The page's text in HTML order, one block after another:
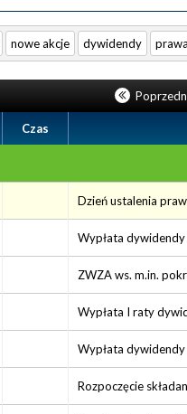
nowe akcje dywidendy
Czas
Dzień ustalenia
Wypłata dywidendy
ZWZA ws. m.in.
Wypłata I raty
Wypłata dywidendy
Rozpoczęcie